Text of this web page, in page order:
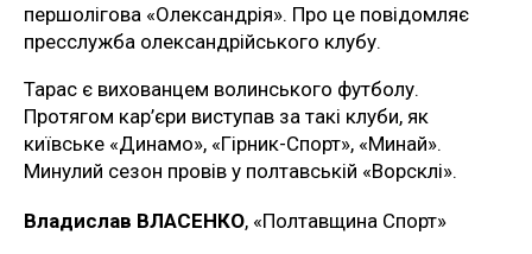
першолігова «Олександрія». Про це повідомляє
пресслужба олександрійського клубу.
Тарас є вихованцем волинського футболу.
Протягом кар’єри виступав за такі клуби, як
київське «Динамо», «Гірник-Спорт», «Минай».
Минулий сезон провів у полтавській «Ворсклі».
Владислав ВЛАСЕНКО, «Полтавщина Спорт»